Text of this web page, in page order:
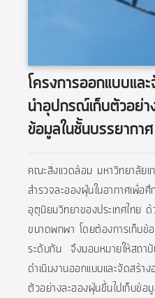
โครงการออกแบบแล
นำอุปกรณ์เก็บตัวอย่า
ข้อมูลในชั้นบรรยากาศ
คณะสิ่งแวดล้อม มหาวิทยาลัย
สำรวจละอองฝุ่นในอากาศเพื่อ
อุตุนิยมวิทยาของประเทศไทย
ขนาดพกพา โดยต้องการเก็บข้
ระดับกัน จึงมอบหมายให้สถา
ดำเนินงานออกแบบและจัดสร้า
ตัวอย่างละอองฝุ่นขึ้นไปเก็บข้อ